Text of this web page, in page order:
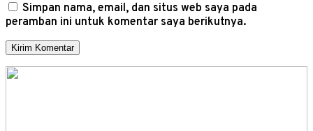
Simpan nama, email, dan situs web saya pada
peramban ini untuk komentar saya berikutnya.